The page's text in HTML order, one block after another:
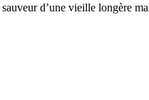
d’une vieille longère